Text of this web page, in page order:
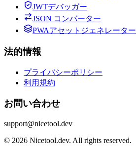
JWTデバッガー
JSON コンバーター
PWAアセットジェネレーター
法的情報
プライバシーポリシー
利用規約
お問い合わせ
support@nicetool.dev
© 2026 Nicetool.dev. All rights reserved.